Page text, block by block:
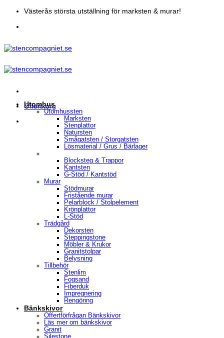
Skip
content
Västerås största utställning för marksten & murar!
Offertkorg
Utomhus
Utomhussten
Marksten
Stenplattor
Natursten
Smågatsten / Storgatsten
Lösmaterial / Grus / Bärlager
Blocksteg & Trappor
Kantsten
G-Stöd / Kantstöd
Murar
Stödmurar
Fristående murar
Pelarblock / Stolpelement
Krönplattor
L-Stöd
Trädgård
Dekorsten
Steppingstone
Möbler & Krukor
Granitstolpar
Belysning
Tillbehör
Stenlim
Fogsand
Fiberduk
Impregnering
Rengöring
Bänkskivor
Offertförfrågan Bänkskivor
Läs mer om bänkskivor
Granit
Silestone